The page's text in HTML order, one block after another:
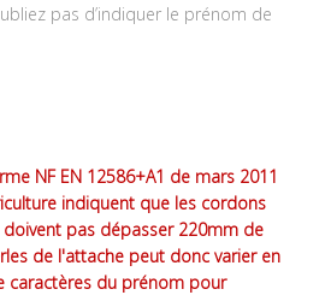
pas d’indiquer le prénom de
NF EN 12586+A1 de mars 2011
indiquent que les cordons
pas dépasser 220mm de
de l'attache peut donc varier en
caractères du prénom pour